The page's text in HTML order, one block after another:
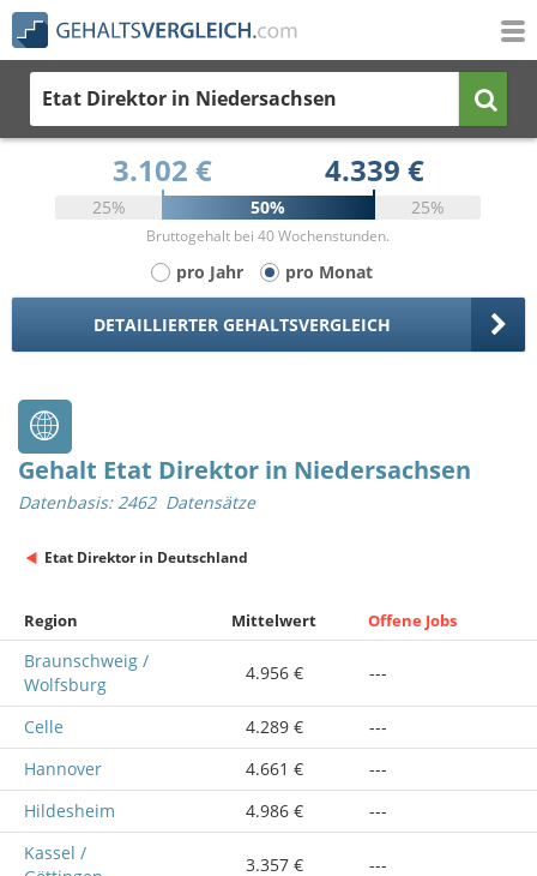
Etat Direktor in Niedersachsen
3.102 € 4.339 €
25% 50% 25%
Bruttogehalt bei 40 Wochenstunden.
pro Jahr pro Monat
DETAILLIERTER GEHALTSVERGLEICH
Gehalt Etat Direktor in Niedersachsen
Datenbasis: 2462 Datensätze
Etat Direktor in Deutschland
Region Mittelwert Offene Jobs
Braunschweig /
Wolfsburg
4.956 € ---
Celle 4.289 €
---
Hannover
4.661 €
---
Hildesheim
4.986 €
---
Kassel /
3.357 € ---